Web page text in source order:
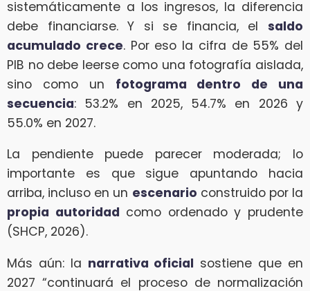
sistemáticamente a los ingresos, la diferencia
debe financiarse. Y si se financia, el saldo
acumulado crece. Por eso la cifra de 55% del
PIB no debe leerse como una fotografía aislada,
sino como un fotograma dentro de una
secuencia: 53.2% en 2025, 54.7% en 2026 y
55.0% en 2027.
La pendiente puede parecer moderada; lo
importante es que sigue apuntando hacia
arriba, incluso en un escenario construido por la
propia autoridad como ordenado y prudente
(SHCP, 2026).
Más aún: la narrativa oficial sostiene que en
2027 “continuará el proceso de normalización